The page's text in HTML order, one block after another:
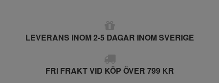
LEVERANS INOM 2-5 DAGAR INOM SVERIGE
FRI FRAKT VID KÖP ÖVER 799 KR